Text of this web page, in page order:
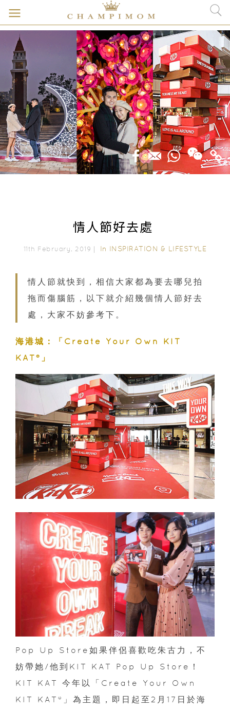
情人節好去處
11th February, 2019｜ In INSPIRATION & LIFESTYLE
情人節就快到，相信大家都為要去哪兒拍
拖而傷腦筋，以下就介紹幾個情人節好去
處，大家不妨參考下。
海港城 ： 「 Create Your Own KIT
KAT® 」
Pop Up Store 如果伴侶喜歡吃朱古力，不
妨帶她 /他到 KIT KAT Pop Up Store
！
KIT KAT 今年 以「 Create Your Own
KIT KAT® 」為主題，即日起至 2 月 17 日於海